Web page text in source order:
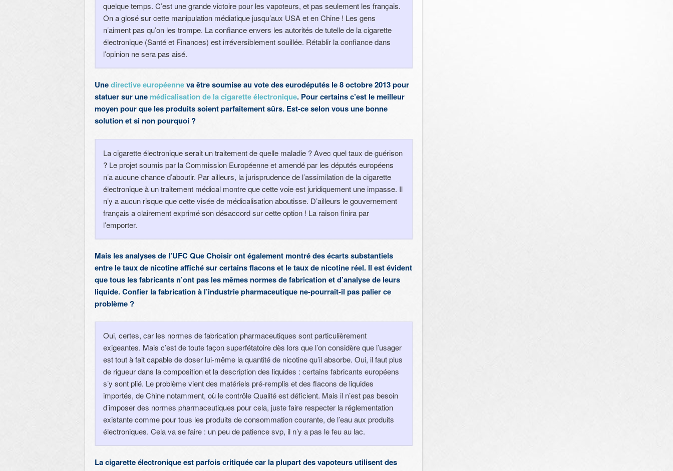
quelque temps. C’est une grande victoire pour les vapoteurs, et pas seulement les français.
On a glosé sur cette manipulation médiatique jusqu’aux USA et en Chine ! Les gens
n’aiment pas qu’on les trompe. La confiance envers les autorités de tutelle de la cigarette
électronique (Santé et Finances) est irréversiblement souillée. Rétablir la confiance dans
l’opinion ne sera pas aisé.
Unedirective européenneva être soumise au vote des eurodéputés le 8 octobre 2013 pour
statuer sur une médicalisation de la cigarette électronique. Pour certains c’est le meilleur
moyen pour que les produits soient parfaitement sûrs. Est-ce selon vous une bonne
solution et si non pourquoi ?
La cigarette électronique serait un traitement de quelle maladie ? Avec quel taux de guérison
? Le projet soumis par la Commission Européenne et amendé par les députés européens
n’a aucune chance d’aboutir. Par ailleurs, la jurisprudence de l’assimilation de la cigarette
électronique à un traitement médical montre que cette voie est juridiquement une impasse. Il
n’y a aucun risque que cette visée de médicalisation aboutisse. D’ailleurs le gouvernement
français a clairement exprimé son désaccord sur cette option ! La raison finira par
l’emporter.
Mais les analyses de l’UFC Que Choisir ont également montré des écarts substantiels
entre le taux de nicotine affiché sur certains flacons et le taux de nicotine réel. Il est évident
que tous les fabricants n’ont pas les mêmes normes de fabrication et d’analyse de leurs
liquide. Confier la fabrication à l’industrie pharmaceutique ne-pourrait-il pas palier ce
problème ?
Oui, certes, car les normes de fabrication pharmaceutiques sont particulièrement
exigeantes. Mais c’est de toute façon superfétatoire dès lors que l’on considère que l’usager
est tout à fait capable de doser lui-même la quantité de nicotine qu’il absorbe. Oui, il faut plus
de rigueur dans la composition et la description des liquides : certains fabricants européens
s’y sont plié. Le problème vient des matériels pré-remplis et des flacons de liquides
importés, de Chine notamment, où le contrôle Qualité est déficient. Mais il n’est pas besoin
d’imposer des normes pharmaceutiques pour cela, juste faire respecter la réglementation
existante comme pour tous les produits de consommation courante, de l’eau aux produits
électroniques. Cela va se faire : un peu de patience svp, il n’y a pas le feu au lac.
La cigarette électronique est parfois critiquée car la plupart des vapoteurs utilisent des